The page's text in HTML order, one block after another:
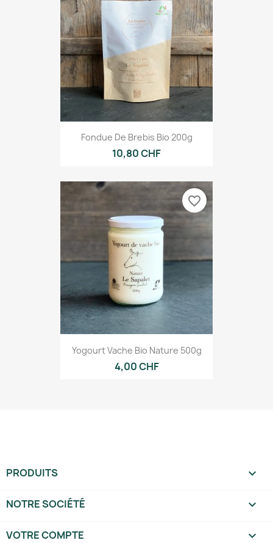
Fondue De Brebis Bio 200g
10,80 CHF
Yogourt Vache Bio Nature 500g
4,00 CHF
favorite_border
PRODUITS 
NOTRE SOCIÉTÉ 
VOTRE COMPTE 